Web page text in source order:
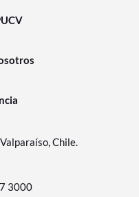
Chile.
3000